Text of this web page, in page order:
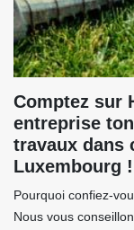
Comptez sur
entreprise
travaux dans
Luxembourg !
Pourquoi confiez-
Nous vous